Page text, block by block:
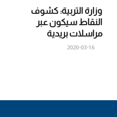
وزارة التربية: كشوف
النقاط سيكون عبر
مراسلات بريدية
2020-03-16